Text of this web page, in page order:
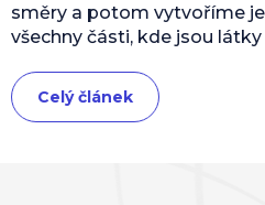
směry a potom vytvoříme
všechny části, kde jsou látky
Celý článek